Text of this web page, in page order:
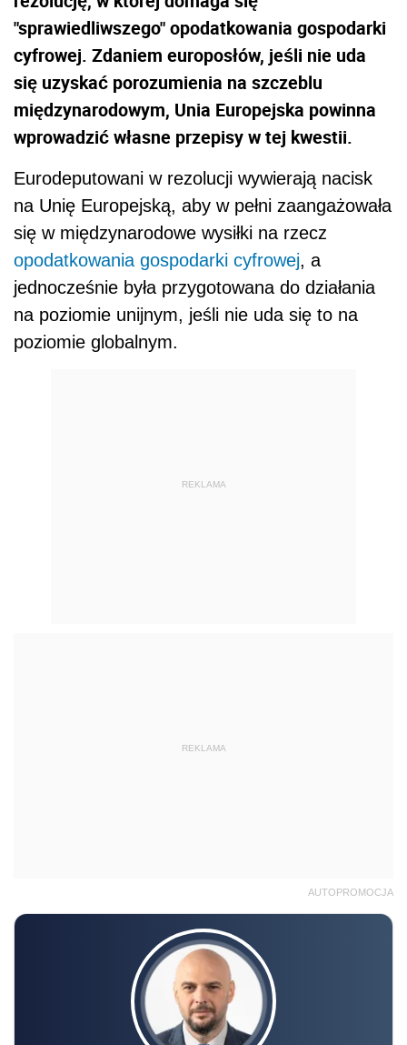
"sprawiedliwszego" opodatkowania gospodarki
cyfrowej. Zdaniem europosłów, jeśli nie uda
się uzyskać porozumienia na szczeblu
międzynarodowym, Unia Europejska powinna
wprowadzić własne przepisy w tej kwestii.
Eurodeputowani w rezolucji wywierają nacisk
na Unię Europejską, aby w pełni zaangażowała
się w międzynarodowe wysiłki na rzecz
opodatkowania gospodarki cyfrowej, a
jednocześnie była przygotowana do działania
na poziomie unijnym, jeśli nie uda się to na
poziomie globalnym.
REKLAMA
REKLAMA
AUTOPROMOCJA